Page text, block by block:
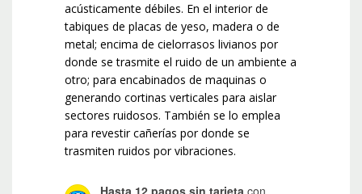
acústicamente débiles. En el interior de
tabiques de placas de yeso, madera o de
metal; encima de cielorrasos livianos por
donde se trasmite el ruido de un ambiente a
otro; para encabinados de maquinas o
generando cortinas verticales para aislar
sectores ruidosos. También se lo emplea
para revestir cañerías por donde se
trasmiten ruidos por vibraciones.